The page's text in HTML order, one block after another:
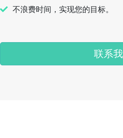
不浪费时间，实现您的目标。
联系我